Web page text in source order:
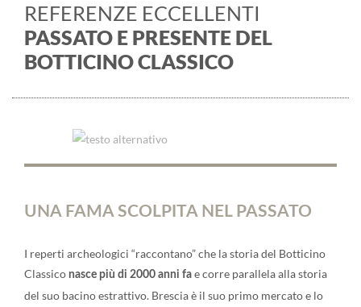
REFERENZE ECCELLENTI
PASSATO E PRESENTE DEL
BOTTICINO CLASSICO
UNA FAMA SCOLPITA NEL PASSATO
I reperti archeologici “raccontano” che la storia del Botticino
Classico nasce più di 2000 anni fa e corre parallela alla storia
del suo bacino estrattivo. Brescia è il suo primo mercato e lo